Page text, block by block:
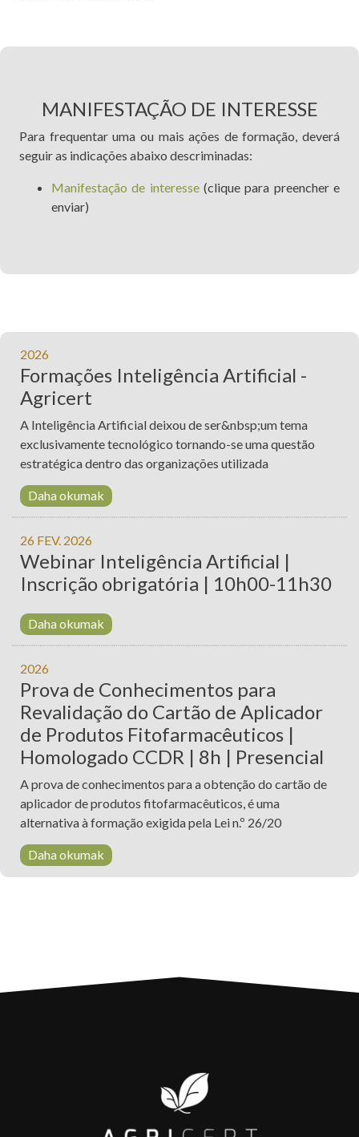
MANIFESTAÇÃO DE INTERESSE
Para frequentar uma ou mais ações de formação, deverá
seguir as indicações abaixo descriminadas:
Manifestação de interesse(clique para preencher e
enviar)
2026
Formações Inteligência Artificial -
Agricert
A Inteligência Artificial deixou de ser&nbsp;um tema
exclusivamente tecnológico tornando-se uma questão
estratégica dentro das organizações utilizada
Daha okumak
26 FEV. 2026
Webinar Inteligência Artificial |
Inscrição obrigatória | 10h00-11h30
Daha okumak
2026
Prova de Conhecimentos para
Revalidação do Cartão de Aplicador
de Produtos Fitofarmacêuticos |
Homologado CCDR | 8h | Presencial
A prova de conhecimentos para a obtenção do cartão de
aplicador de produtos fitofarmacêuticos, é uma
alternativa à formação exigida pela Lei n.º 26/20
Daha okumak